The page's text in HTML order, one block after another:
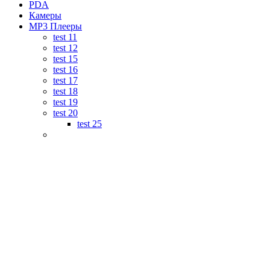
PDA
Камеры
MP3 Плееры
test 11
test 12
test 15
test 16
test 17
test 18
test 19
test 20
test 25